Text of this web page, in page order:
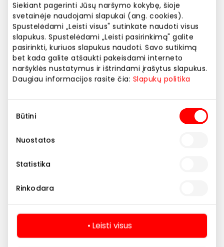
Siekiant pagerinti Jūsų naršymo kokybę, šioje
svetainėje naudojami slapukai (ang. cookies).
Spustelėdami „Leisti visus" sutinkate naudoti visus
slapukus. Spustelėdami „Leisti pasirinkimą" galite
pasirinkti, kuriuos slapukus naudoti. Savo sutikimą
bet kada galite atšaukti pakeisdami interneto
naršyklės nustatymus ir ištrindami įrašytus slapukus.
Daugiau informacijos rasite čia: Slapukų politika
pasirinkimas
Būtini
Nuostatos
Statistika
Rinkodara
Leisti visus
Pasaulio virtuvės po